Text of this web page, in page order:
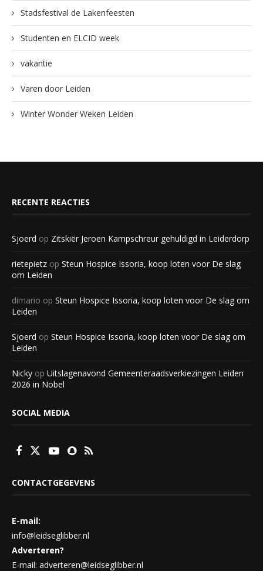
Stadsfestival de Lakenfeesten
Studenten en ELCID week
vakantie
Varen door Leiden
Winter Wonder Weken Leiden
RECENTE REACTIES
Sjoerd op Zitskiër Jeroen Kampschreur gehuldigd in Leiderdorp
rietepietz op Steun Hospice Issoria, koop loten voor De slag
om Leiden
dimario op Steun Hospice Issoria, koop loten voor De slag om
Leiden
Sjoerd op Steun Hospice Issoria, koop loten voor De slag om
Leiden
Nicky op Uitslagenavond Gemeenteraadsverkiezingen Leiden
2026 in Nobel
SOCIAL MEDIA
CONTACTGEGEVENS
E-mail:
info@leidseglibber.nl
Adverteren?
E-mail: adverteren@leidseglibber.nl